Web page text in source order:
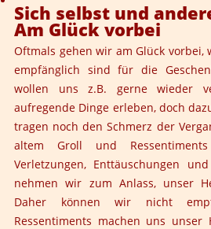
Sich selbst und
Am Glück vorbei
Oftmals gehen wir am Glück
empfänglich sind für die
wollen uns z.B. gerne wieder
aufregende Dinge erleben, doch
tragen noch den Schmerz der
altem Groll und
Verletzungen, Enttäuschungen
nehmen wir zum Anlass, unser
Daher können wir nicht
Ressentiments machen uns unser